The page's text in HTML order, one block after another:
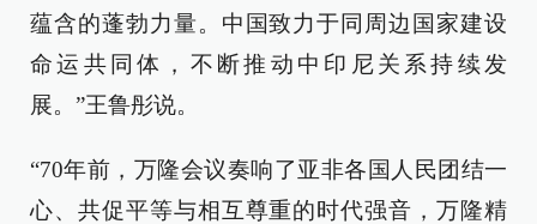
蕴含的蓬勃力量。中国致力于同周边国家建设
命运共同体，不断推动中印尼关系持续发
展。”王鲁彤说。
“70年前，万隆会议奏响了亚非各国人民团结一
心、共促平等与相互尊重的时代强音，万隆精